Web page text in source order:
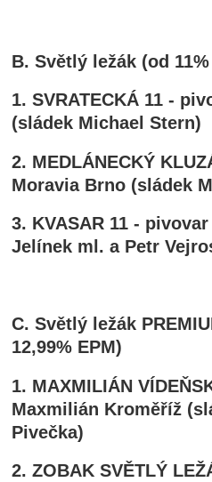
B. Světlý ležák (od
1. SVRATECKÁ 11 -
(sládek Michael Stern)
2. MEDLÁNECKÝ
Moravia Brno (sládek
3. KVASAR 11-
Jelínek ml. a Petr
C. Světlý ležák
12,99% EPM)
1. MAXMILIÁN
Maxmilián Kroměříž
Pivečka)
2. ZOBAK SVĚTLÝ